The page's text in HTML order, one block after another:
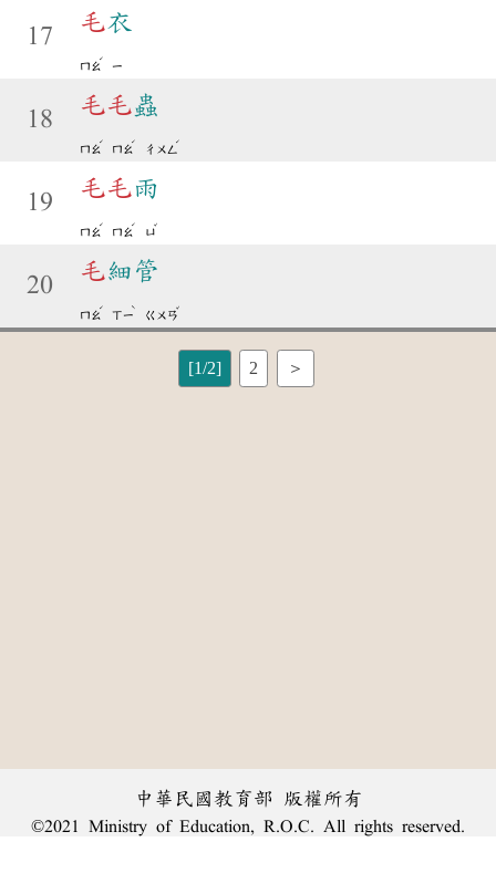
17
毛衣
ㄇㄠ
ˊ
ㄧ
18
毛毛蟲
ㄇㄠ
ˊ
ㄇㄠ
ˊ
ㄔㄨㄥ
ˊ
19
毛毛雨
ㄇㄠ
ˊ
ㄇㄠ
ˊ
ㄩ
ˇ
20
毛細管
ㄇㄠ
ˊ
ㄒㄧ
ˋ
ㄍㄨㄢ
ˇ
[1/2] 2 ＞
中華民國教育部 版權所有
©2021 Ministry of Education, R.O.C. All rights reserved.